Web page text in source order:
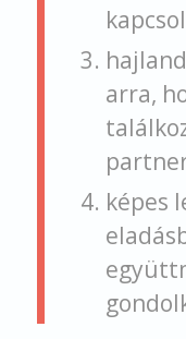
arra,
képes